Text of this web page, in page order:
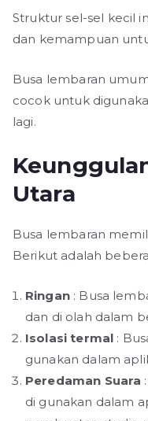
Struktur sel-sel kecil
dan kemampuan
Busa lembaran
cocok untuk
lagi.
Utara
Busa lembaran
Berikut adalah
Ringan: Busa
dan di olah dalam
Isolasi termal :
gunakan dalam
Peredaman Suara
di gunakan dalam